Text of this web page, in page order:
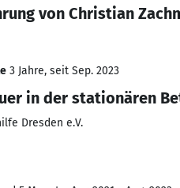
von Christian
3 Jahre, seit Sep. 2023
in der stationären
Dresden e.V.